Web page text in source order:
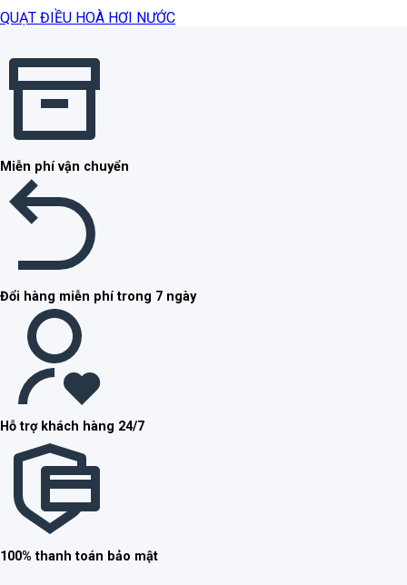
QUẠT ĐIỀU HOÀ HƠI NƯỚC
Miễn phí vận chuyển
Đổi hàng miễn phí trong 7 ngày
Hỗ trợ khách hàng 24/7
100% thanh toán bảo mật